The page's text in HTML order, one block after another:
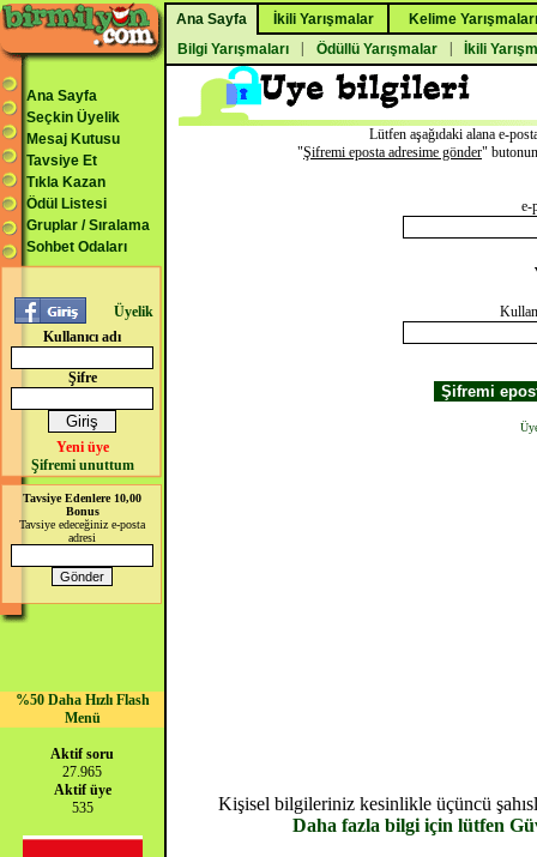
Ana Sayfa İkili Yarışmalar
Kelime Yarışmaları
Bilgi Yarışmaları
Ödüllü Yarışmalar İkili
Ana Sayfa
Seçkin Üyelik
Mesaj Kutusu
Tavsiye Et
Tıkla Kazan
Ödül Listesi
Gruplar / Sıralama
Sohbet Odaları
Üyelik
Kullanıcı adı
Şifre
Yeni üye
Şifremi unuttum
Tavsiye Edenlere 10,00
Bonus
Tavsiye edeceğiniz e-posta
adresi
%50 Daha Hızlı Flash
Menü
Aktif soru
27.965
Aktif üye
535
Lütfen aşağıdaki alana e-
"Şifremi eposta adresime gönder"
e-
Kişisel bilgileriniz kesinlikle üçüncü
Daha fazla bilgi için lütfen